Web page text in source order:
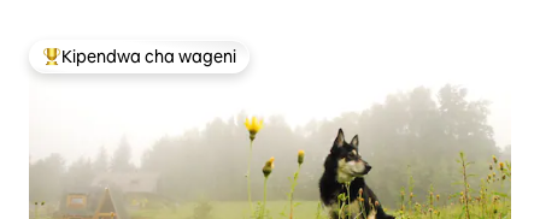
Kipendwa maarufu cha wageni
Kipendwa cha wageni